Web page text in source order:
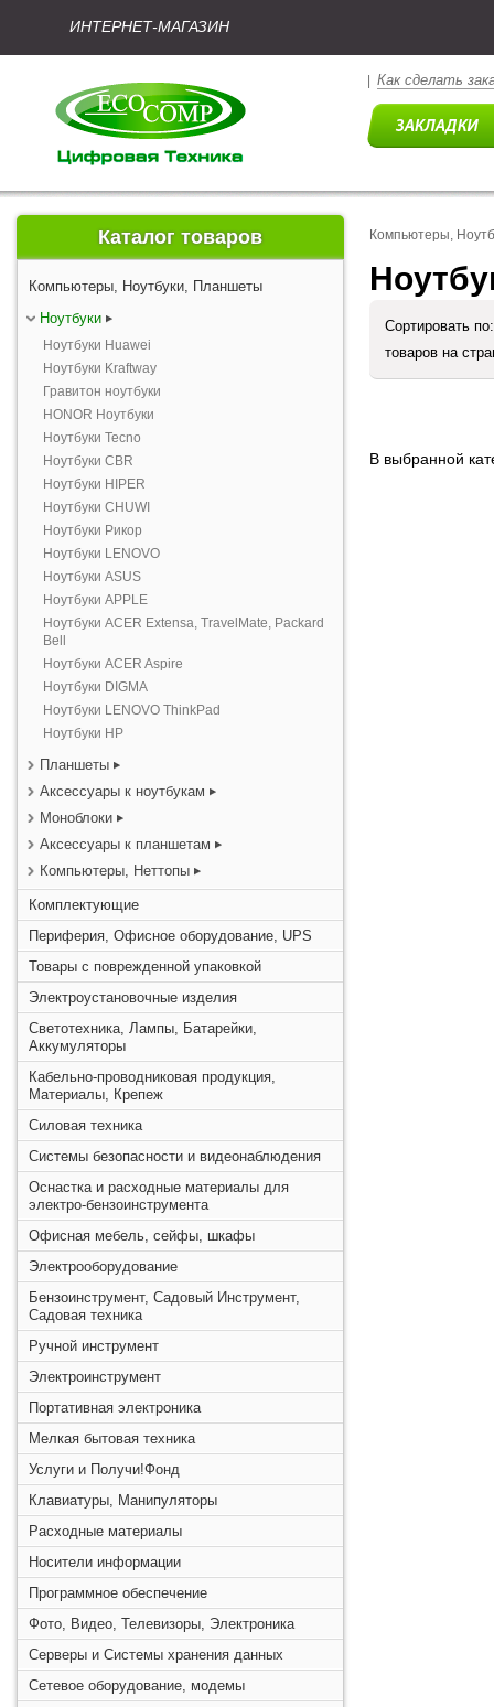
ИНТЕРНЕТ-МАГАЗИН
Как сделать
Каталог товаров
Компьютеры, Ноутбуки, Планшеты
Ноутбуки
Ноутбуки Huawei
Ноутбуки Kraftway
Гравитон ноутбуки
HONOR Ноутбуки
Ноутбуки Tecno
Ноутбуки CBR
Ноутбуки HIPER
Ноутбуки CHUWI
Ноутбуки Рикор
Ноутбуки LENOVO
Ноутбуки ASUS
Ноутбуки APPLE
Ноутбуки ACER Extensa, TravelMate, Packard
Bell
Ноутбуки ACER Aspire
Ноутбуки DIGMA
Ноутбуки LENOVO ThinkPad
Ноутбуки HP
Планшеты
Аксессуары к ноутбукам
Моноблоки
Аксессуары к планшетам
Компьютеры, Неттопы
Комплектующие
Периферия, Офисное оборудование, UPS
Товары с поврежденной упаковкой
Электроустановочные изделия
Светотехника, Лампы, Батарейки,
Аккумуляторы
Кабельно-проводниковая продукция,
Материалы, Крепеж
Силовая техника
Системы безопасности и видеонаблюдения
Оснастка и расходные материалы для
электро-бензоинструмента
Офисная мебель, сейфы, шкафы
Электрооборудование
Бензоинструмент, Садовый Инструмент,
Садовая техника
Ручной инструмент
Электроинструмент
Портативная электроника
Мелкая бытовая техника
Услуги и Получи!Фонд
Клавиатуры, Манипуляторы
Расходные материалы
Носители информации
Программное обеспечение
Фото, Видео, Телевизоры, Электроника
Серверы и Системы хранения данных
Сетевое оборудование, модемы
Компьютеры,
Сортировать
товаров на
В выбранной